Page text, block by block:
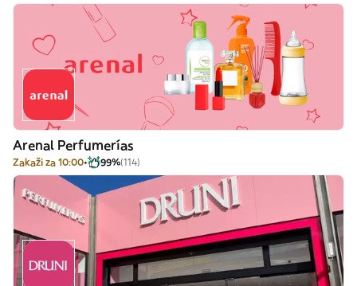
Arenal Perfumerías
Zakaži za 10:00 99%(114)